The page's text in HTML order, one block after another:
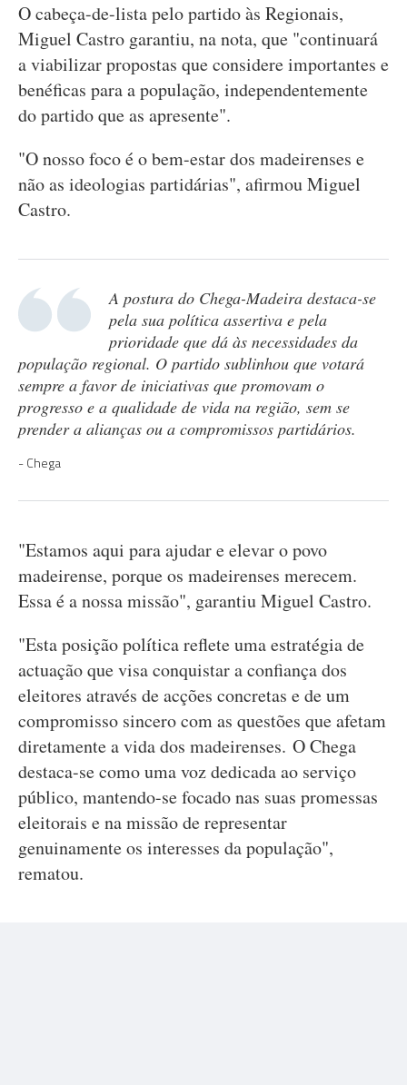
O cabeça-de-lista pelo partido às Regionais,
Miguel Castro garantiu, na nota, que "continuará
a viabilizar propostas que considere importantes e
benéficas para a população, independentemente
do partido que as apresente".
"O nosso foco é o bem-estar dos madeirenses e
não as ideologias partidárias", afirmou Miguel
Castro.
A postura do Chega-Madeira destaca-se
pela sua política assertiva e pela
prioridade que dá às necessidades da
população regional. O partido sublinhou que votará
sempre a favor de iniciativas que promovam o
progresso e a qualidade de vida na região, sem se
prender a alianças ou a compromissos partidários.
Chega
"Estamos aqui para ajudar e elevar o povo
madeirense, porque os madeirenses merecem.
Essa é a nossa missão", garantiu Miguel Castro.
"Esta posição política reflete uma estratégia de
actuação que visa conquistar a confiança dos
eleitores através de acções concretas e de um
compromisso sincero com as questões que afetam
diretamente a vida dos madeirenses. O Chega
destaca-se como uma voz dedicada ao serviço
público, mantendo-se focado nas suas promessas
eleitorais e na missão de representar
genuinamente os interesses da população",
rematou.